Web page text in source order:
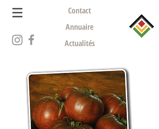
Contact
Annuaire
Actualités